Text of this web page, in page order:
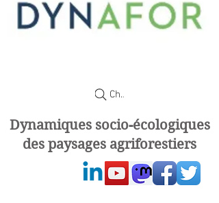
Chercher
Dynamiques socio-écologiques
des paysages agriforestiers